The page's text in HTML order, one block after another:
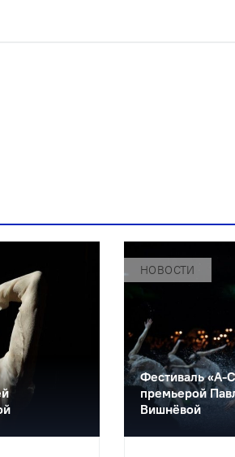
НОВОСТИ
Фестиваль «А-
премьерой
Вишнёвой